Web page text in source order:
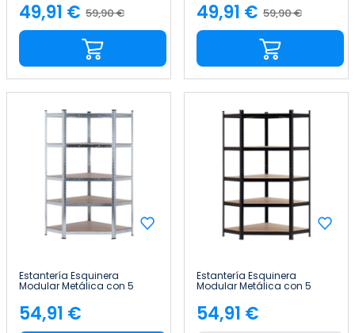
Thinia Home
Precio
base
59,90 €
Precio
49,91 € Thinia Home
Precio
base
59,90 €
Precio
49,91 €
Estantería Esquinera
Modular Metálica con 5
Thinia Home
Precio
54,91 €
Estantería Esquinera
Modular Metálica con 5
Thinia Home
Precio
54,91 €